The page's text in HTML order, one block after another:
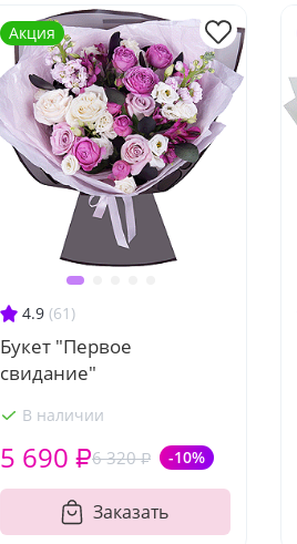
4.9 (61)
Букет "Первое
свидание"
В наличии
6 320 ₽ -10%
5 690 ₽
Заказать
Акция